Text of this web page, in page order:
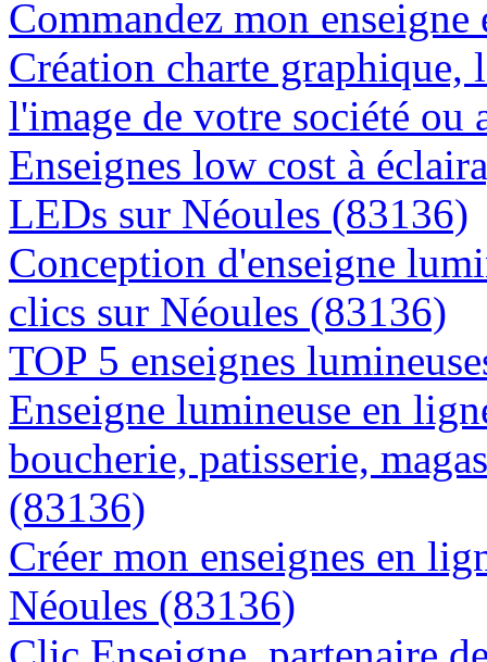
Commandez mon
Création charte graphique,
l'image de votre société
Enseignes low cost à
LEDs sur Néoules (83136)
Conception d'enseigne
clics sur Néoules (83136)
TOP 5 enseignes
Enseigne lumineuse en
boucherie, patisserie,
(83136)
Créer mon enseignes en
Néoules (83136)